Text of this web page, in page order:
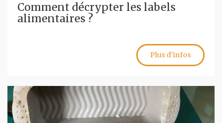
Comment décrypter les labels
alimentaires ?
Plus d'infos